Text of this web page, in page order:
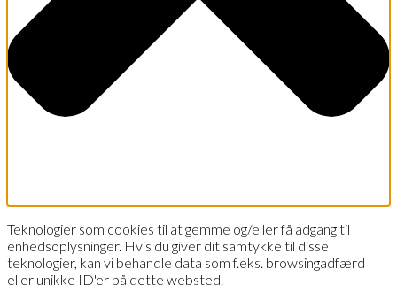
Teknologier som cookies til at gemme og/eller få adgang til
enhedsoplysninger. Hvis du giver dit samtykke til disse
teknologier, kan vi behandle data som f.eks. browsingadfærd
eller unikke ID'er på dette websted.